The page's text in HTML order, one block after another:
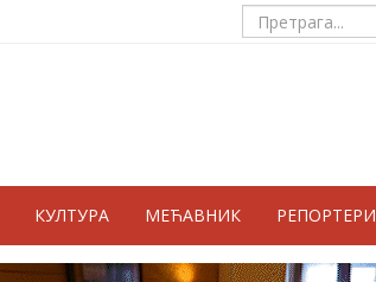
КУЛТУРА МЕЋАВНИК РЕПОРТЕРИ